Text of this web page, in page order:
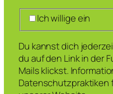
Ich willige ein
Du kannst dich
du auf den Link in der
Mails klickst.
Datenschutzpraktiken